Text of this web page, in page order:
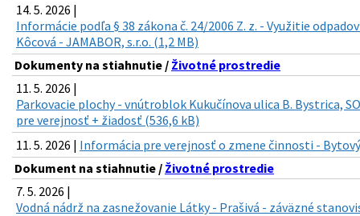
14. 5. 2026 |
Informácie podľa § 38 zákona č. 24/2006 Z. z. - Využitie
Kôcová - JAMABOR, s.r.o. (1,2 MB)
Dokumenty na stiahnutie / Životné prostredie
11. 5. 2026 |
Parkovacie plochy - vnútroblok Kukučínova ulica B. Bystrica,
pre verejnosť + žiadosť (536,6 kB)
11. 5. 2026 | Informácia pre verejnosť o zmene činnosti - Bytový
Dokument na stiahnutie / Životné prostredie
7. 5. 2026 |
Vodná nádrž na zasnežovanie Látky - Prašivá - záväzné